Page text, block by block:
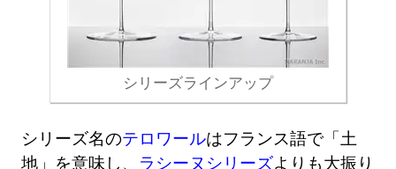
シリーズラインアップ
シリーズ名のテロワールはフランス語で「土
地」を意味し、 ラシーヌシリーズよりも大振り